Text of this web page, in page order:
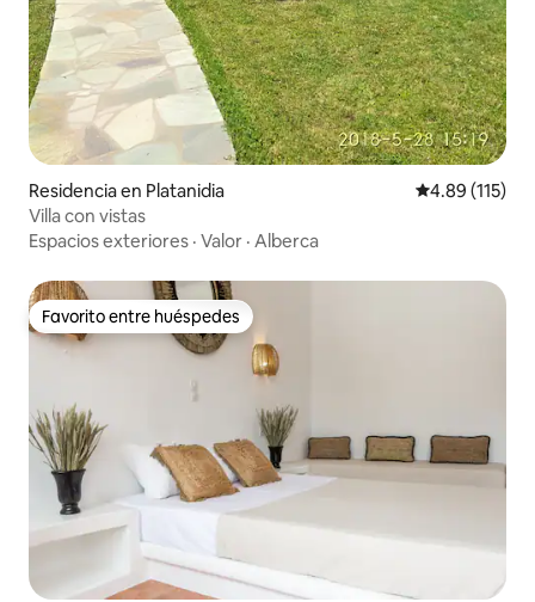
Residencia en Platanidia Calificación
4.89 (115)
Villa con vistas
Espacios exteriores · Valor · Alberca
Favorito entre huéspedes
Favorito entre huéspedes